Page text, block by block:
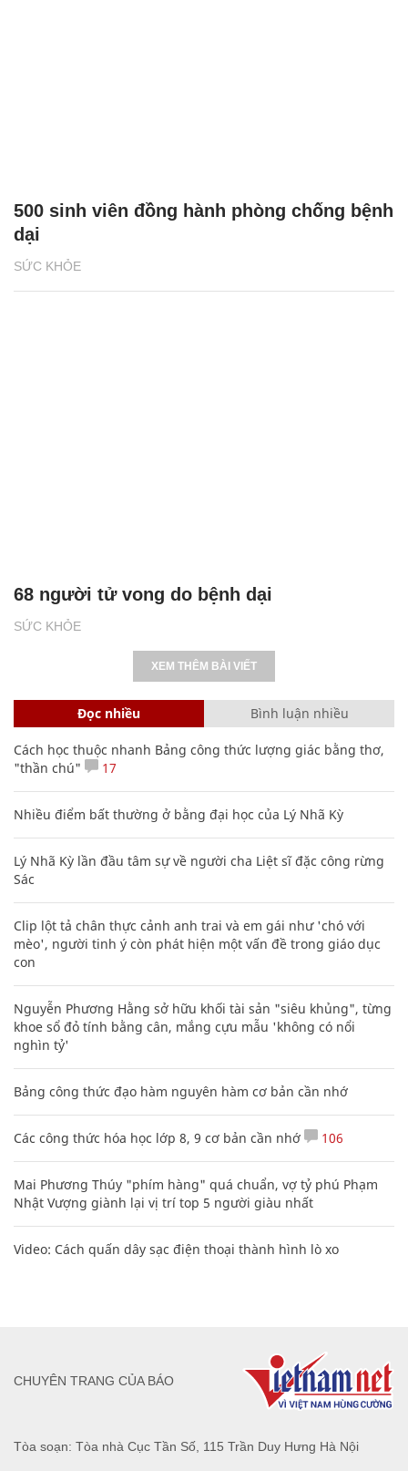
SỨC KHỎE
500 sinh viên đồng hành phòng chống bệnh
dại
SỨC KHỎE
68 người tử vong do bệnh dại
XEM THÊM BÀI VIẾT
Đọc nhiều Bình luận nhiều
Cách học thuộc nhanh Bảng công thức lượng giác bằng thơ,
"thần chú"
17
Nhiều điểm bất thường ở bằng đại học của Lý Nhã Kỳ
Lý Nhã Kỳ lần đầu tâm sự về người cha Liệt sĩ đặc công rừng
Sác
Clip lột tả chân thực cảnh anh trai và em gái như 'chó với
mèo', người tinh ý còn phát hiện một vấn đề trong giáo dục
con
Nguyễn Phương Hằng sở hữu khối tài sản "siêu khủng", từng
khoe sổ đỏ tính bằng cân, mắng cựu mẫu 'không có nổi
nghìn tỷ'
Bảng công thức đạo hàm nguyên hàm cơ bản cần nhớ
Các công thức hóa học lớp 8, 9 cơ bản cần nhớ 106
Mai Phương Thúy "phím hàng" quá chuẩn, vợ tỷ phú Phạm
Nhật Vượng giành lại vị trí top 5 người giàu nhất
Video: Cách quấn dây sạc điện thoại thành hình lò xo
Tòa soạn: Tòa nhà Cục Tần Số, 115 Trần Duy Hưng Hà Nội
CHUYÊN TRANG CỦA BÁO